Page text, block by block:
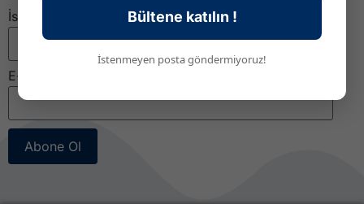
İsim
E-posta
Abone Ol
Bültene katılın !
İstenmeyen posta göndermiyoruz!